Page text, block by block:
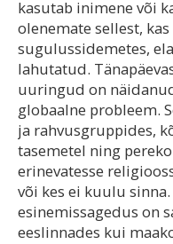
kasutab inimene või
olenemate sellest,
sugulussidemetes,
lahutatud.
uuringud on
globaalne probleem.
ja rahvusgruppides,
tasemetel ning
erinevatesse
või kes ei kuulu
esinemissagedus on
eeslinnades kui